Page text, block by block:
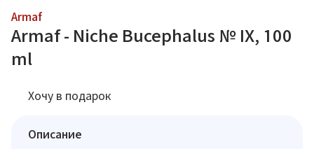
Armaf
Armaf - Niche Bucephalus № IX, 100
ml
Хочу в подарок
Описание